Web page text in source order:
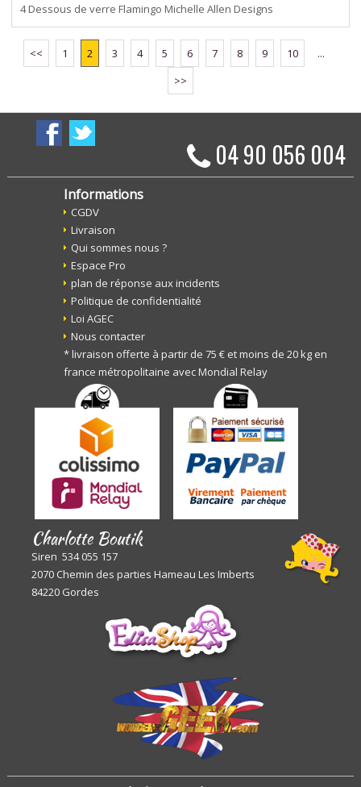
4 Dessous de verre Flamingo Michelle Allen Designs
<< 1 2 3 4 5 6 7 8 9 10
...
>>
04 90 056 004
Informations
CGDV
Livraison
Qui sommes nous ?
Espace Pro
plan de réponse aux incidents
Politique de confidentialité
Loi AGEC
Nous contacter
* livraison offerte à partir de 75 € et moins de 20 kg en
france métropolitaine avec Mondial Relay
Charlotte Boutik
Siren 534 055 157
2070 Chemin des parties Hameau Les Imberts
84220 Gordes